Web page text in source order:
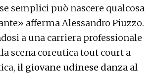
semplici può nascere qualcosa
afferma Alessandro Piuzzo.
a una carriera professionale
scena coreutica tout court a
il giovane udinese danza al